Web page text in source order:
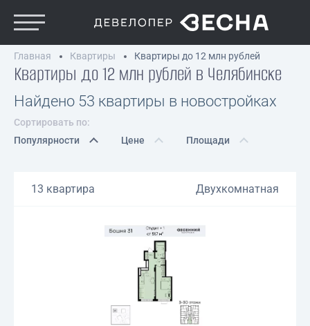
Главная Квартиры Квартиры до 12 млн рублей
Квартиры до 12 млн рублей в Челябинске
Найдено 53 квартиры в новостройках
Сортировать по:
Популярности
Цене Площади
13 квартира Двухкомнатная